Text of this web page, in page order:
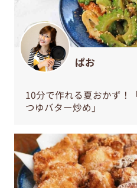
ぱお
10分で作れる夏おかず！
つゆバター炒め」